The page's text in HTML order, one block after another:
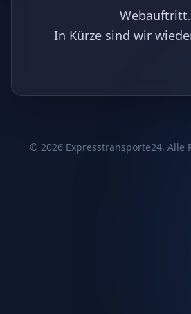
Webauftritt.
In Kürze sind wir
© 2026Expresstransporte24. Alle